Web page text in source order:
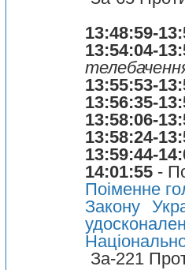
13:48:59-
13:54:04-
13:55:53-
13:56:35-
13:58:06-
13:58:24-
13:59:44-
14:01:55 -
Поіменне
Закону
За-221